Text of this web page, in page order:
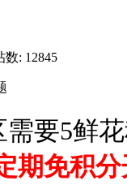
数: 12845
需要5鲜花
期免积